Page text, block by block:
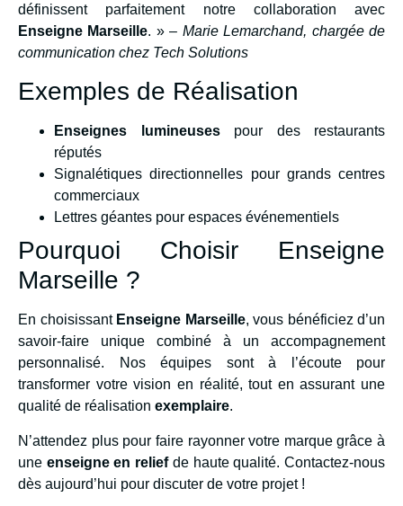
définissent parfaitement notre collaboration avec
Enseigne Marseille. » – Marie Lemarchand, chargée de
communication chez Tech Solutions
Exemples de Réalisation
Enseignes lumineusespour des restaurants
réputés
Signalétiques directionnelles pour grands centres
commerciaux
Lettres géantes pour espaces événementiels
Pourquoi Choisir Enseigne
Marseille ?
En choisissant Enseigne Marseille, vous bénéficiez d’un
savoir-faire unique combiné à un accompagnement
personnalisé. Nos équipes sont à l’écoute pour
transformer votre vision en réalité, tout en assurant une
qualité de réalisation exemplaire.
N’attendez plus pour faire rayonner votre marque grâce à
une enseigne en reliefde haute qualité. Contactez-nous
dès aujourd’hui pour discuter de votre projet !